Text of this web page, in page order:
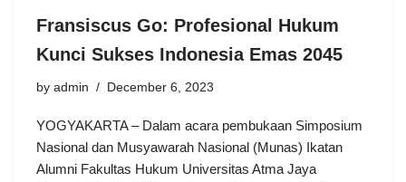
Fransiscus Go: Profesional Hukum
Kunci Sukses Indonesia Emas 2045
by admin December 6, 2023
YOGYAKARTA – Dalam acara pembukaan Simposium
Nasional dan Musyawarah Nasional (Munas) Ikatan
Alumni Fakultas Hukum Universitas Atma Jaya